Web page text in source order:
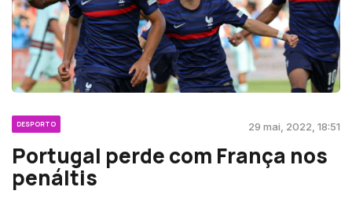
DESPORTO 29 mai, 2022, 18:51
Portugal perde com França nos
penáltis